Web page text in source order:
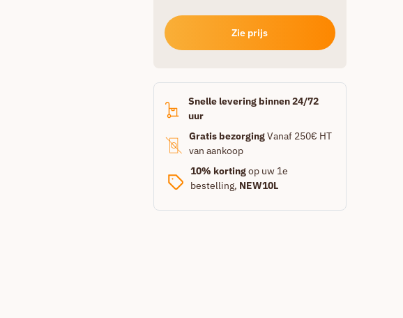
Zie prijs
Snelle levering binnen 24/72
uur
Gratis bezorgingVanaf 250€ HT
van aankoop
10% kortingop uw 1e
bestelling, NEW10L